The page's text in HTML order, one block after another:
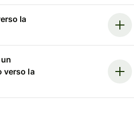
la
verso la